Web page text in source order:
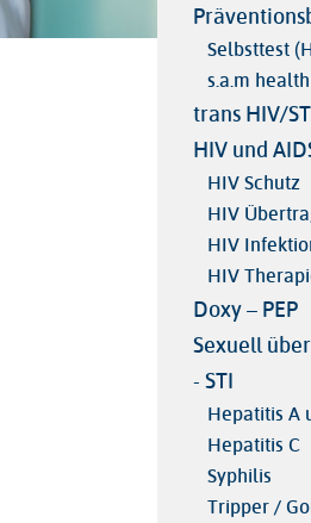
Selbsttest
s.a.m health
trans HIV/
HIV und
HIV Schutz
HIV
HIV
HIV
Doxy – PEP
Sexuell
- STI
Hepatitis A
Hepatitis C
Syphilis
Tripper /